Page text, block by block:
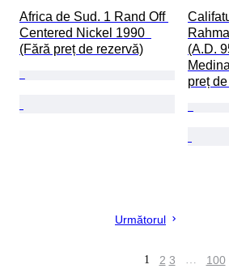
Africa de Sud. 1 Rand Off
Centered Nickel 1990
(Fără preț de rezervă)
(A.D.
preț
Următorul
1 2 3 … 100